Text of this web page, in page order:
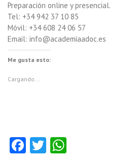
Preparación online y presencial.
Tel: +34 942 37 10 85
Móvil: +34 608 24 06 57
Email: info@academiaadoc.es
Me gusta esto:
Cargando...
Fa T